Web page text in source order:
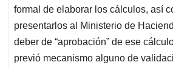
formal de elaborar los cálculos, así
presentarlos al Ministerio de
deber de “aprobación” de ese
previó mecanismo alguno de